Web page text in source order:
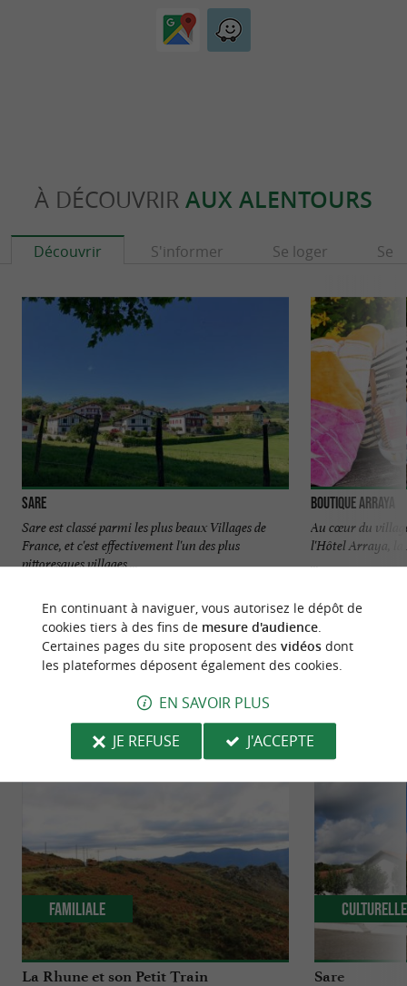
À DÉCOUVRIR AUX ALENTOURS
Découvrir S'informer Se loger Se
Sare
Sare est classé parmi les plus beaux Villages de
France, et c'est effectivement l'un des plus
pittoresques villages ...
5 m - Sare
Boutique Arraya
Au cœur du
l'Hôtel Arraya, la
...
72 m -
NOUS AVONS TESTÉPOUR VOUS
La Rhune et son Petit Train
Familiale
Sare
Culturelle
En continuant à naviguer, vous autorisez le dépôt de
cookies tiers à des fins de mesure d'audience.
Certaines pages du site proposent des vidéosdont
les plateformes déposent également des cookies.
EN SAVOIR PLUS
JE REFUSE
J'ACCEPTE